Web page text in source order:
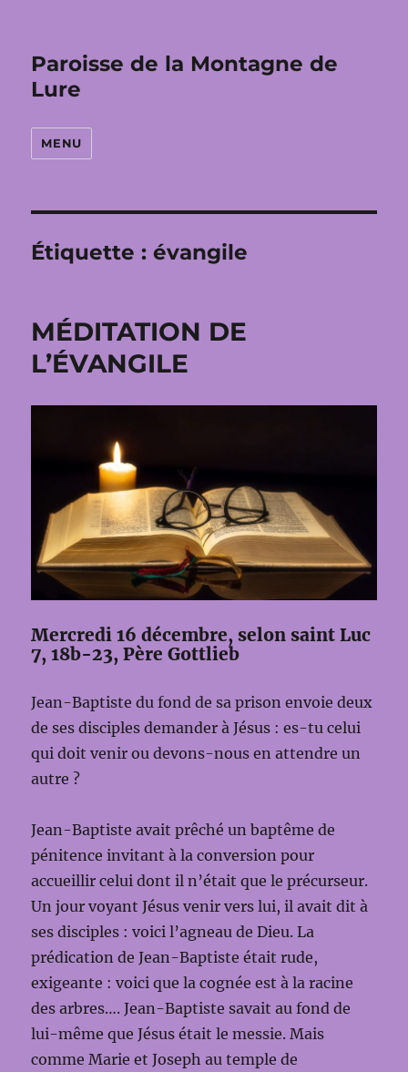
Paroisse de la Montagne de
Lure
MENU
Étiquette :évangile
MÉDITATION DE
L’ÉVANGILE
Mercredi 16 décembre, selon saint Luc
7, 18b-23, Père Gottlieb
Jean-Baptiste du fond de sa prison envoie deux
de ses disciples demander à Jésus : es-tu celui
qui doit venir ou devons-nous en attendre un
autre ?
Jean-Baptiste avait prêché un baptême de
pénitence invitant à la conversion pour
accueillir celui dont il n’était que le précurseur.
Un jour voyant Jésus venir vers lui, il avait dit à
ses disciples : voici l’agneau de Dieu. La
prédication de Jean-Baptiste était rude,
exigeante : voici que la cognée est à la racine
des arbres…. Jean-Baptiste savait au fond de
lui-même que Jésus était le messie. Mais
comme Marie et Joseph au temple de